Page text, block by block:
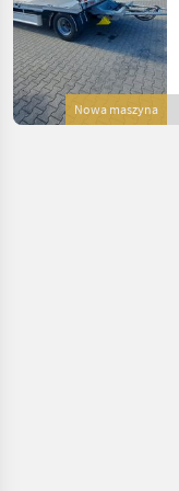
Nowa maszyna